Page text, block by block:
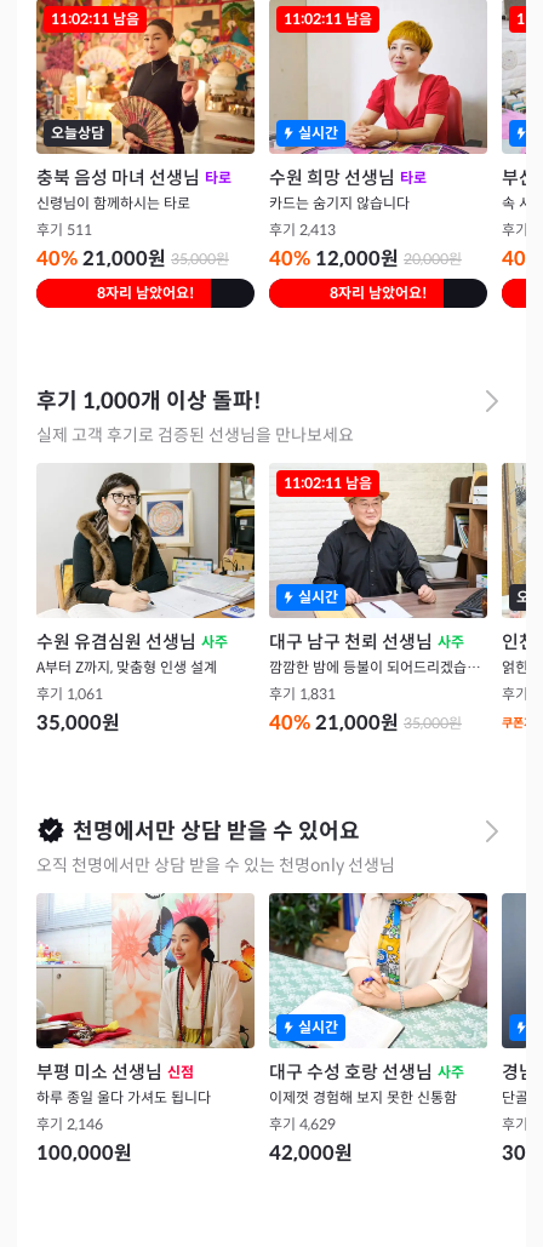
11:02:10 남음
오늘상담
충북 음성 마녀 선생님 타로
신령님이 함께하시는 타로
후기 511
40%21,000원 35,000원
8자리 남았어요!
11:02:10 남음
실시간
수원 희망 선생님 타로
카드는 숨기지 않습니다
후기 2,413
40% 12,000원 20,000원
8자리 남았어요!
부산
속 시
후기
40
후기 1,000개 이상 돌파!
실제 고객 후기로 검증된 선생님을 만나보세요
수원 유겸심원 선생님 사주
A부터 Z까지, 맞춤형 인생 설계
후기 1,061
35,000원
11:02:10 남음
실시간
대구 남구 천뢰 선생님 사주
깜깜한 밤에 등불이 되어드리겠습니다
후기 1,831
40%21,000원 35,000원
오
인천
얽힌
후기
쿠폰가
천명에서만 상담 받을 수 있어요
오직 천명에서만 상담 받을 수 있는 천명only 선생님
부평 미소 선생님 신점
하루 종일 울다 가셔도 됩니다
후기 2,146
100,000원
실시간
대구 수성 호랑 선생님 사주
이제껏 경험해 보지 못한 신통함
후기 4,629
42,000원
경남
단골
후기